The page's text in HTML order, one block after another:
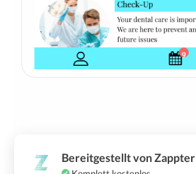
Bereitgestellt von Zappter